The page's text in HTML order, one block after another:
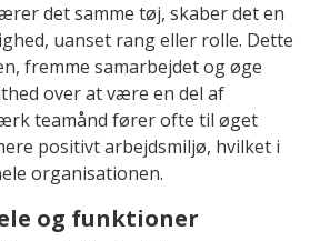
det samme tøj, skaber det en
uanset rang eller rolle. Dette
fremme samarbejdet og øge
over at være en del af
teamånd fører ofte til øget
positivt arbejdsmiljø, hvilket i
organisationen.
og funktioner